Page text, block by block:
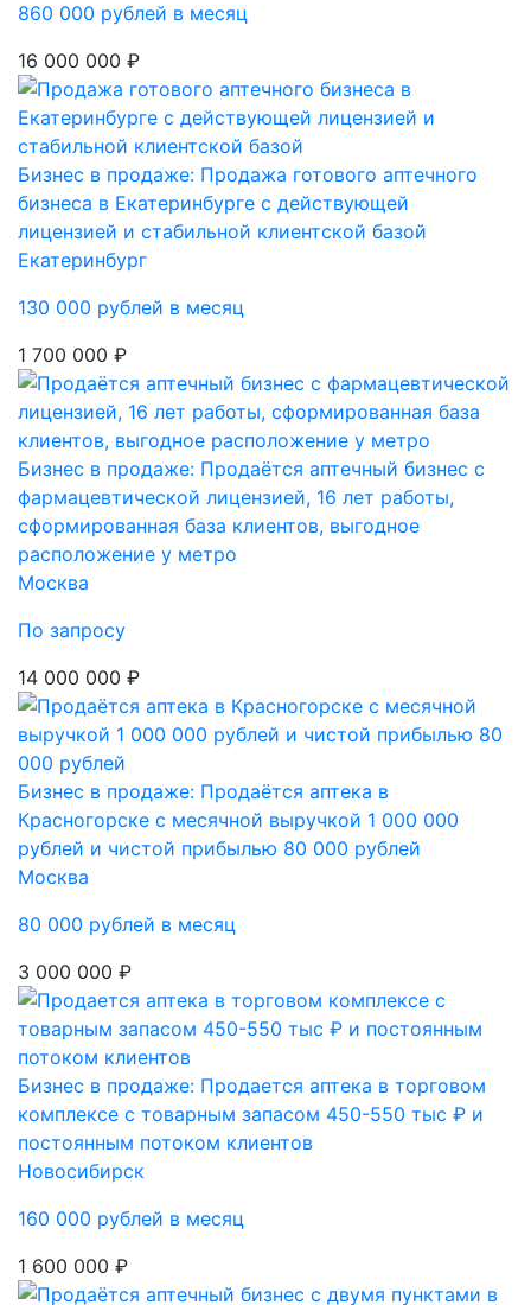
860 000 рублей в месяц
16 000 000 ₽
Бизнес в продаже: Продажа готового аптечного
бизнеса в Екатеринбурге с действующей
лицензией и стабильной клиентской базой
Екатеринбург
130 000 рублей в месяц
1 700 000 ₽
Бизнес в продаже: Продаётся аптечный бизнес с
фармацевтической лицензией, 16 лет работы,
сформированная база клиентов, выгодное
расположение у метро
Москва
По запросу
14 000 000 ₽
Бизнес в продаже: Продаётся аптека в
Красногорске с месячной выручкой 1 000 000
рублей и чистой прибылью 80 000 рублей
Москва
80 000 рублей в месяц
3 000 000 ₽
Бизнес в продаже: Продается аптека в торговом
комплексе с товарным запасом 450-550 тыс ₽ и
постоянным потоком клиентов
Новосибирск
160 000 рублей в месяц
1 600 000 ₽